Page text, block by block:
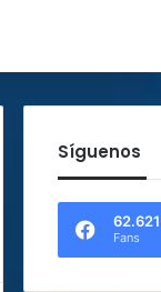
Síguenos
62.621
Fans